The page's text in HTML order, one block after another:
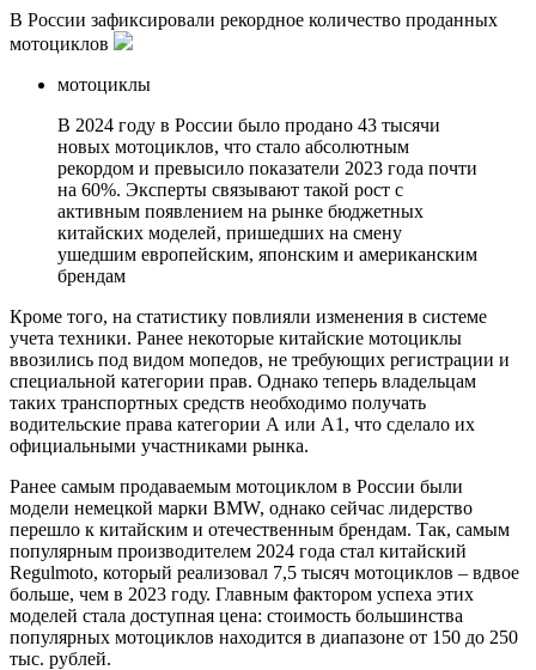
В России зафиксировали рекордное количество проданных
мотоциклов
мотоциклы
В 2024 году в России было продано 43 тысячи
новых мотоциклов, что стало абсолютным
рекордом и превысило показатели 2023 года почти
на 60%. Эксперты связывают такой рост с
активным появлением на рынке бюджетных
китайских моделей, пришедших на смену
ушедшим европейским, японским и американским
брендам
Кроме того, на статистику повлияли изменения в системе
учета техники. Ранее некоторые китайские мотоциклы
ввозились под видом мопедов, не требующих регистрации и
специальной категории прав. Однако теперь владельцам
таких транспортных средств необходимо получать
водительские права категории А или А1, что сделало их
официальными участниками рынка.
Ранее самым продаваемым мотоциклом в России были
модели немецкой марки BMW, однако сейчас лидерство
перешло к китайским и отечественным брендам. Так, самым
популярным производителем 2024 года стал китайский
Regulmoto, который реализовал 7,5 тысяч мотоциклов – вдвое
больше, чем в 2023 году. Главным фактором успеха этих
моделей стала доступная цена: стоимость большинства
популярных мотоциклов находится в диапазоне от 150 до 250
тыс. рублей.